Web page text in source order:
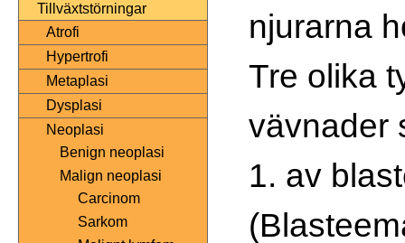
Tillväxtstörningar
Atrofi
Hypertrofi
Metaplasi
Dysplasi
Neoplasi
Benign neoplasi
Malign neoplasi
Carcinom
Sarkom
njurarna
Tre olika
vävnader
1. av